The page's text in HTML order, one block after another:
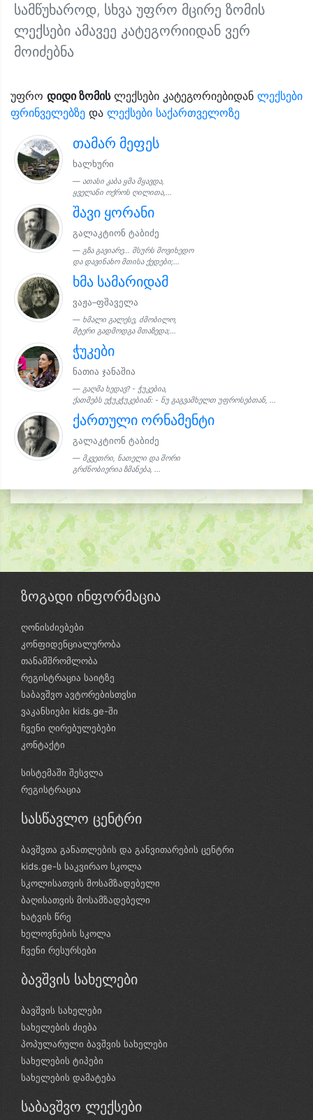
სამწუხაროდ, სხვა უფრო მცირე ზომის
ლექსები ამავეე კატეგორიიდან ვერ
მოიძებნა
უფრო დიდი ზომისლექსები კატეგორიებიდან ლექსები
ფრინველებზე და ლექსები საქართველოზე
თამარ მეფეს
ხალხური
ათასი კაბა ყმა მყავდა,
ყველანი ოქროს ღილითა,...
შავი ყორანი
გალაკტიონ ტაბიძე
გზა გავიარე... მსურს მოვიხედო
და დავინახო მთისა ქედები;...
ხმა სამარიდამ
ვაჟა–ფშაველა
ხმალი გალესე, ძმობილო,
მტერი გადმოდგა მთაზედა;...
ჭუკები
ნათია ჯანაშია
გაღმა ხედავ? - ჭუკებია,
ქათმებს ეჭუკჭუკებიან: - ნუ გაგვამხელთ უფროსებთან, ...
ქართული ორნამენტი
გალაკტიონ ტაბიძე
მკვეთრი, ნათელი და შორი
გრძნობიერია ზმანება, ...
ზოგადი ინფორმაცია
ღონისძიებები
კონფიდენციალურობა
თანამშრომლობა
რეგისტრაცია საიტზე
საბავშვო ავტორებისთვსი
ვაკანსიები kids.ge-ში
ჩვენი ღირებულებები
კონტაქტი
სისტემაში შესვლა
რეგისტრაცია
სასწავლო ცენტრი
ბავშვთა განათლების და განვითარების ცენტრი
kids.ge-ს საკვირაო სკოლა
სკოლისათვის მოსამზადებელი
ბაღისათვის მოსამზადებელი
ხატვის წრე
ხელოვნების სკოლა
ჩვენი რესურსები
ბავშვის სახელები
ბავშვის სახელები
სახელების ძიება
პოპულარული ბავშვის სახელები
სახელების ტიპები
სახელების დამატება
საბავშვო ლექსები